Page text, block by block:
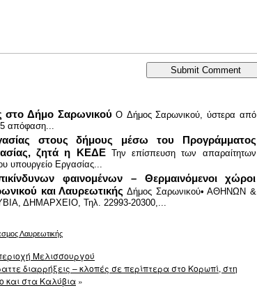
στο Δήμο Σαρωνικού O Δήμος Σαρωνικού, ύστερα από
απόφαση...
στους δήμους μέσω του Προγράμματος
ζητά η ΚΕΔΕ
Την επίσπευση των απαραίτητων
υπουργείο Εργασίας...
φαινομένων – Θερμαινόμενοι χώροι
και Λαυρεωτικής Δήμος Σαρωνικού• ΑΘΗΝΩΝ &
ΔΗΜΑΡΧΕΙΟ, Τηλ. 22993-20300,...
Λαυρεωτικής
Μελισσουργού
διαρρήξεις – κλοπές σε περίπτερα στο Κορωπί, στη
και στα Καλύβια »